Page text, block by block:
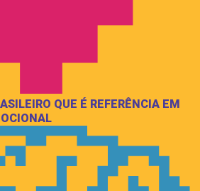
QUE É REFERÊNCIA EM